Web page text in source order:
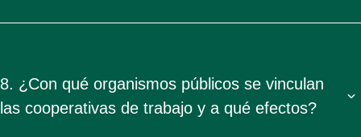
8. ¿Con qué organismos públicos se vinculan
las cooperativas de trabajo y a qué efectos?